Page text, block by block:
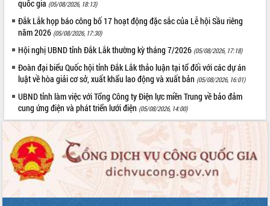
Tháo gỡ những vướng mắc, đẩy mạnh
công tác cải cách thủ tục hành chính
tại Trung tâm Phục vụ hành chính
công tỉnh
Đắk Lắk: Tôn vinh 46 giải pháp tại Hội
thi Sáng tạo Kỹ thuật 2024 - 2025
Đắk Lắk rà soát, điều chỉnh Đề án 190
về phát triển nuôi trồng thủy sản
Phó Chủ tịch UBND tỉnh Đắk Lắk
Dự án cao tốc Khánh Hòa - Buôn Ma
Thuột
Định vị cà phê Việt Nam như một “di
sản sống” trong dòng chảy toàn cầu
Xây dựng nông thôn mới: Nâng cao đời
quốc gia (05/08/2026, 18:13)
Đắk Lắk họp báo công bố 17 hoạt động đặc sắc của Lễ hội Sầu riêng
năm 2026 (05/08/2026, 17:30)
Hội nghị UBND tỉnh Đắk Lắk thường kỳ tháng 7/2026 (05/08/2026, 17:18)
Đoàn đại biểu Quốc hội tỉnh Đắk Lắk thảo luận tại tổ đối với các dự án
luật về hòa giải cơ sở, xuất khẩu lao động và xuất bản (05/08/2026, 16:01)
UBND tỉnh làm việc với Tổng Công ty Điện lực miền Trung về bảo đảm
cung ứng điện và phát triển lưới điện (05/08/2026, 14:00)